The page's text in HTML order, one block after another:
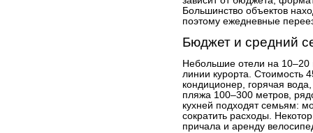
Большинство объектов
поэтому ежедневные
Бюджет и средний
Небольшие отели на 10–20
линии курорта. Стоимость
кондиционер, горячая
пляжа 100–300 метров,
кухней подходят семьям:
сократить расходы.
причала и аренду